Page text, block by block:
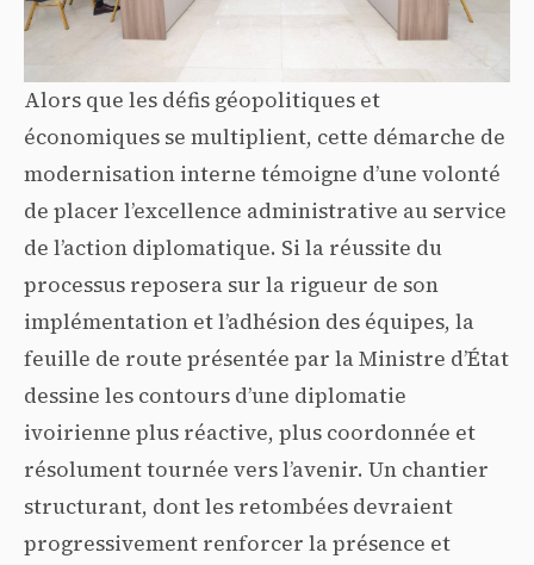
Alors que les défis géopolitiques et
économiques se multiplient, cette démarche de
modernisation interne témoigne d’une volonté
de placer l’excellence administrative au service
de l’action diplomatique. Si la réussite du
processus reposera sur la rigueur de son
implémentation et l’adhésion des équipes, la
feuille de route présentée par la Ministre d’État
dessine les contours d’une diplomatie
ivoirienne plus réactive, plus coordonnée et
résolument tournée vers l’avenir. Un chantier
structurant, dont les retombées devraient
progressivement renforcer la présence et